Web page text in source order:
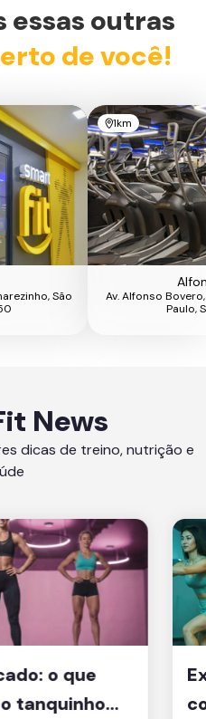
essas outras
de você!
São
1km
Av. Alfonso
Paulo,
News
dicas de treino, nutrição e
o que
tanquinho